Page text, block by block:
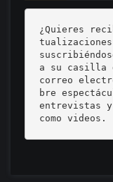
¿Quieres
a su casilla
correo
bre
entrevistas y
como videos.